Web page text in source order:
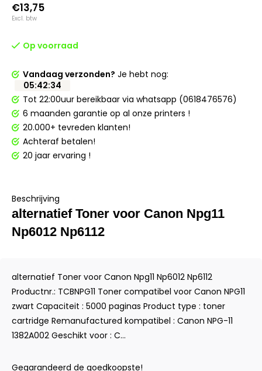
€13,75
Excl. btw
Op voorraad
Vandaag verzonden? Je hebt nog:
05:42:34
Tot 22:00uur bereikbaar via whatsapp (0618476576)
6 maanden garantie op al onze printers !
20.000+ tevreden klanten!
Achteraf betalen!
20 jaar ervaring !
Beschrijving
alternatief Toner voor Canon Npg11
Np6012 Np6112
alternatief Toner voor Canon Npg11 Np6012 Np6112
Productnr.: TCBNPG11 Toner compatibel voor Canon NPG11
zwart Capaciteit : 5000 paginas Product type : toner
cartridge Remanufactured kompatibel : Canon NPG-11
1382A002 Geschikt voor : C...
Gegarandeerd de goedkoopste!